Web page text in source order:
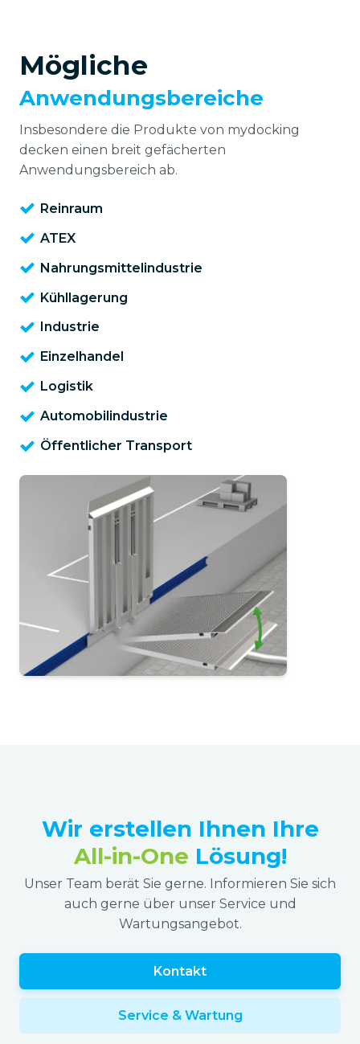
Mögliche
Anwendungsbereiche
Insbesondere die Produkte von mydocking
decken einen breit gefächerten
Anwendungsbereich ab.
Reinraum
ATEX
Nahrungsmittelindustrie
Kühllagerung
Industrie
Einzelhandel
Logistik
Automobilindustrie
Öffentlicher Transport
Wir erstellen Ihnen Ihre
All-in-One Lösung!
Unser Team berät Sie gerne. Informieren Sie sich
auch gerne über unser Service und
Wartungsangebot.
Kontakt
Service & Wartung